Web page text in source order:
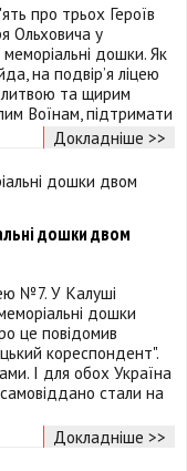
про трьох Героїв
Ольховича у
меморіальні дошки. Як
на подвір’я ліцею
та щирим
Воїнам, підтримати
Докладніше >>
дошки двом
№7. У Калуші
дошки
це повідомив
кореспондент".
І для обох Україна
стали на
Докладніше >>